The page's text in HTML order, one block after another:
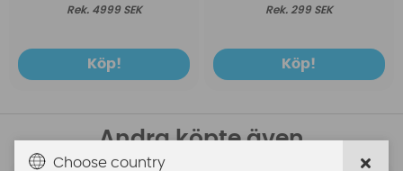
4999 SEK
Köp!
299 SEK
Köp!
Andra köpte även
Choose country